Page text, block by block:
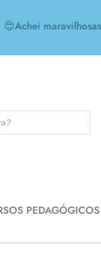
maravilhosas
PEDAGÓGICOS